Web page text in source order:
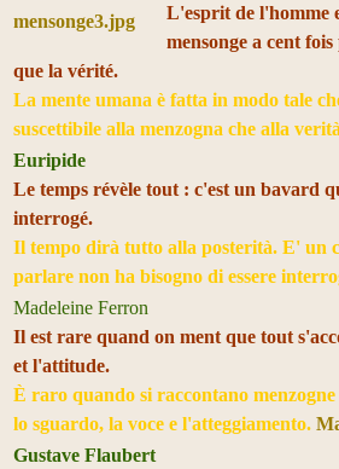
L'esprit de l'homme
mensonge a cent
que la vérité.
La mente umana è fatta in modo tale
suscettibile alla menzogna che alla
Euripide
Le temps révèle tout : c'est un bavard
interrogé.
Il tempo dirà tutto alla posterità. E' un
parlare non ha bisogno di essere
Madeleine Ferron
Il est rare quand on ment que tout
et l'attitude.
È raro quando si raccontano
lo sguardo, la voce e l'atteggiamento.
Gustave Flaubert